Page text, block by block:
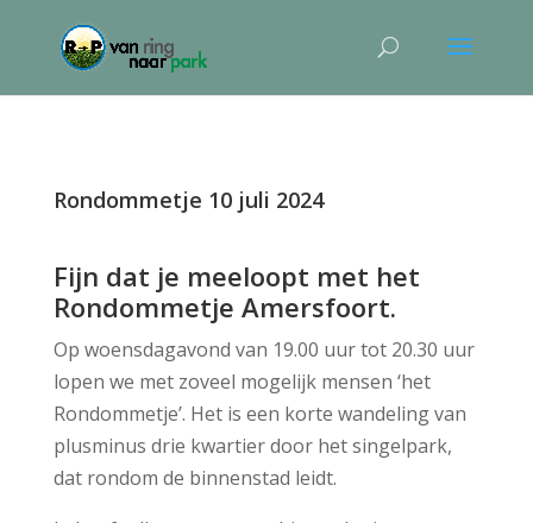
Rondommetje 10 juli 2024
Fijn dat je meeloopt met het
Rondommetje Amersfoort.
Op woensdagavond van 19.00 uur tot 20.30 uur
lopen we met zoveel mogelijk mensen ‘het
Rondommetje’. Het is een korte wandeling van
plusminus drie kwartier door het singelpark,
dat rondom de binnenstad leidt.